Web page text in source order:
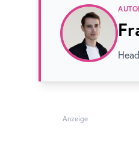
Anzeige